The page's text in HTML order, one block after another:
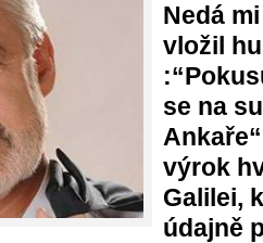
Nedá
vložil
se na
výrok
Galilei,
údajně